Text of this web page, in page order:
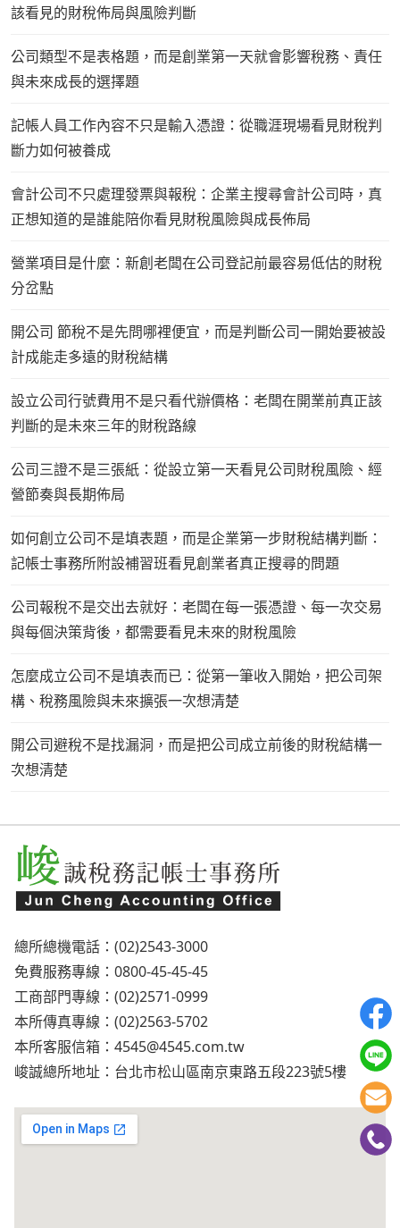
該看見的財稅佈局與風險判斷
公司類型不是表格題，而是創業第一天就會影響稅務、責任
與未來成長的選擇題
記帳人員工作內容不只是輸入憑證：從職涯現場看見財稅判
斷力如何被養成
會計公司不只處理發票與報稅：企業主搜尋會計公司時，真
正想知道的是誰能陪你看見財稅風險與成長佈局
營業項目是什麼：新創老闆在公司登記前最容易低估的財稅
分岔點
開公司 節稅不是先問哪裡便宜，而是判斷公司一開始要被設
計成能走多遠的財稅結構
設立公司行號費用不是只看代辦價格：老闆在開業前真正該
判斷的是未來三年的財稅路線
公司三證不是三張紙：從設立第一天看見公司財稅風險、經
營節奏與長期佈局
如何創立公司不是填表題，而是企業第一步財稅結構判斷：
記帳士事務所附設補習班看見創業者真正搜尋的問題
公司報稅不是交出去就好：老闆在每一張憑證、每一次交易
與每個決策背後，都需要看見未來的財稅風險
怎麼成立公司不是填表而已：從第一筆收入開始，把公司架
構、稅務風險與未來擴張一次想清楚
開公司避稅不是找漏洞，而是把公司成立前後的財稅結構一
次想清楚
總所總機電話：(02)2543-3000
免費服務專線：0800-45-45-45
工商部門專線：(02)2571-0999
本所傳真專線：(02)2563-5702
本所客服信箱： 4545@4545.com.tw
峻誠總所地址：台北市松山區南京東路五段223號5樓